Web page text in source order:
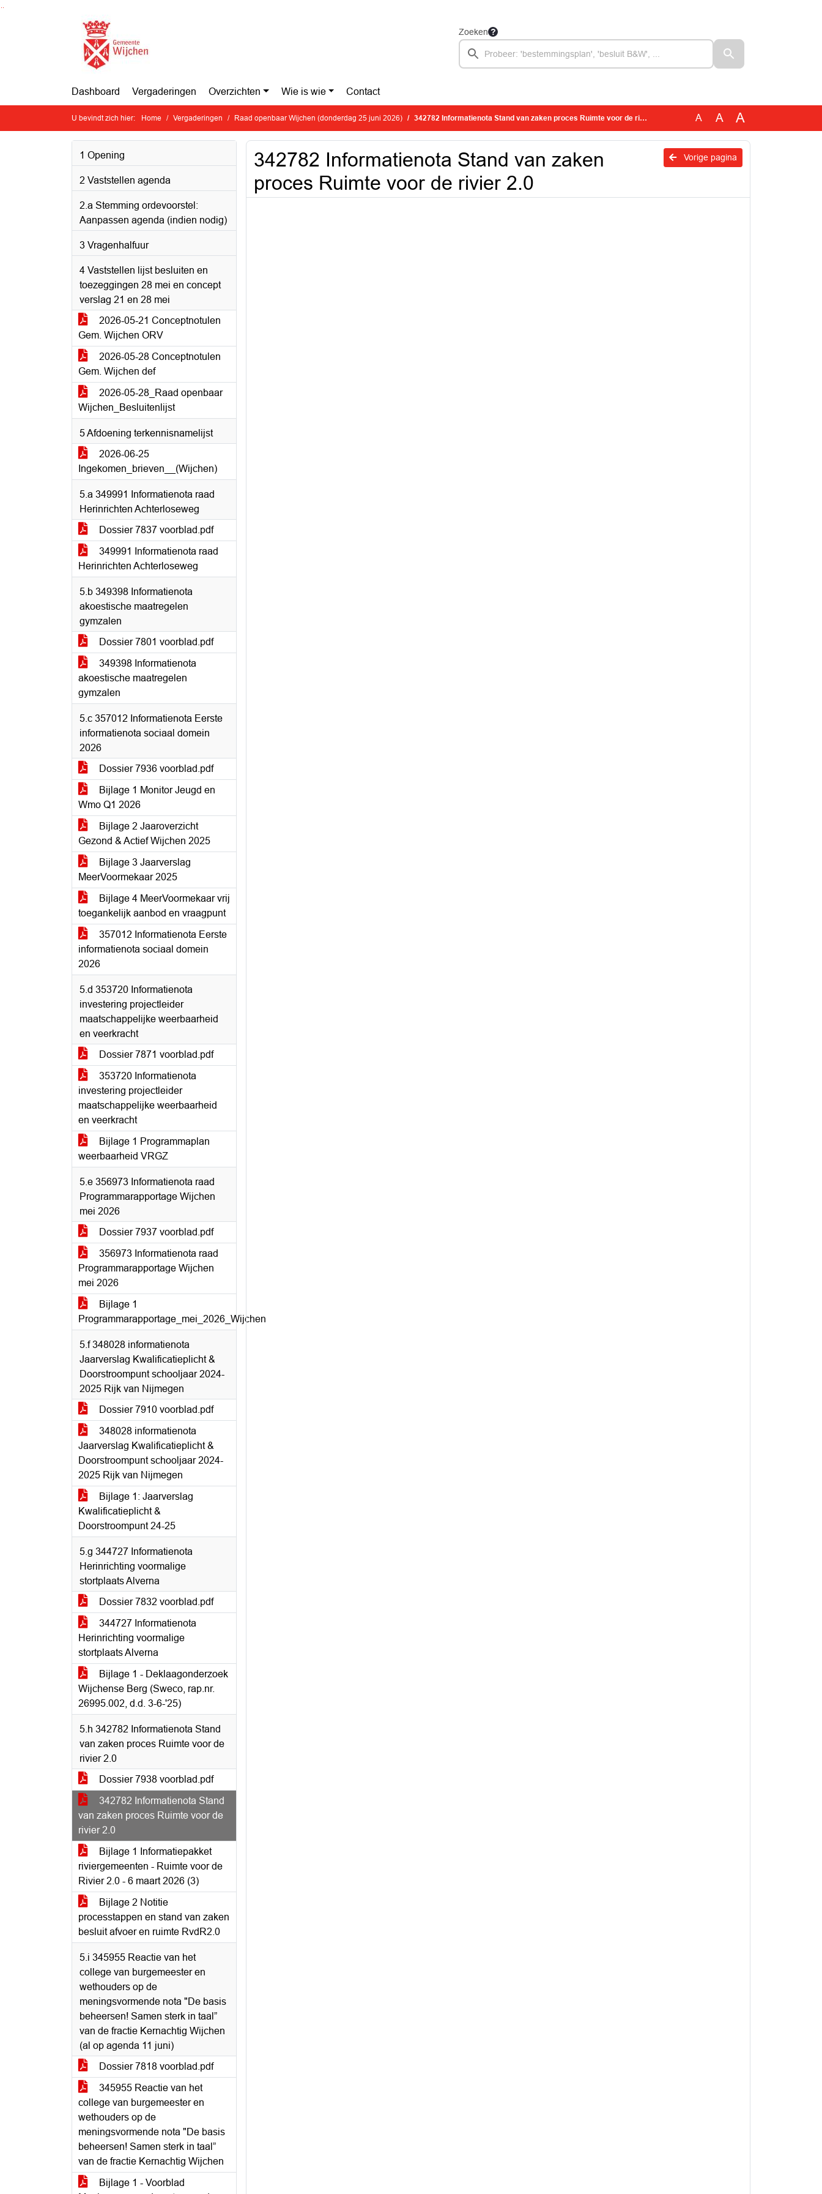
Ga naar de inhoud van deze pagina
Zoeken
Dashboard Vergaderingen Overzichten Wie is wie Contact
U bevindt zich hier: Home Vergaderingen Raad openbaar Wijchen (donderdag 25 juni 2026) 342782 Informatienota Stand van zaken proces Ruimte voor de rivier 2.0 A A A
1 Opening
2 Vaststellen agenda
2.a Stemming ordevoorstel:
Aanpassen agenda (indien nodig)
3 Vragenhalfuur
4 Vaststellen lijst besluiten en
toezeggingen 28 mei en concept
verslag 21 en 28 mei
2026-05-21 Conceptnotulen
Gem. Wijchen ORV
2026-05-28 Conceptnotulen
Gem. Wijchen def
2026-05-28_Raad openbaar
Wijchen_Besluitenlijst
5 Afdoening terkennisnamelijst
2026-06-25
Ingekomen_brieven__(Wijchen)
5.a 349991 Informatienota raad
Herinrichten Achterloseweg
Dossier 7837 voorblad.pdf
349991 Informatienota raad
Herinrichten Achterloseweg
5.b 349398 Informatienota
akoestische maatregelen
gymzalen
Dossier 7801 voorblad.pdf
349398 Informatienota
akoestische maatregelen
gymzalen
5.c 357012 Informatienota Eerste
informatienota sociaal domein
2026
Dossier 7936 voorblad.pdf
Bijlage 1 Monitor Jeugd en
Wmo Q1 2026
Bijlage 2 Jaaroverzicht
Gezond & Actief Wijchen 2025
Bijlage 3 Jaarverslag
MeerVoormekaar 2025
Bijlage 4 MeerVoormekaar vrij
toegankelijk aanbod en vraagpunt
357012 Informatienota Eerste
informatienota sociaal domein
2026
5.d 353720 Informatienota
investering projectleider
maatschappelijke weerbaarheid
en veerkracht
Dossier 7871 voorblad.pdf
353720 Informatienota
investering projectleider
maatschappelijke weerbaarheid
en veerkracht
Bijlage 1 Programmaplan
weerbaarheid VRGZ
5.e 356973 Informatienota raad
Programmarapportage Wijchen
mei 2026
Dossier 7937 voorblad.pdf
356973 Informatienota raad
Programmarapportage Wijchen
mei 2026
Bijlage 1
Programmarapportage_mei_2026_Wijchen
5.f 348028 informatienota
Jaarverslag Kwalificatieplicht &
Doorstroompunt schooljaar 2024-
2025 Rijk van Nijmegen
Dossier 7910 voorblad.pdf
348028 informatienota
Jaarverslag Kwalificatieplicht &
Doorstroompunt schooljaar 2024-
2025 Rijk van Nijmegen
Bijlage 1: Jaarverslag
Kwalificatieplicht &
Doorstroompunt 24-25
5.g 344727 Informatienota
Herinrichting voormalige
stortplaats Alverna
Dossier 7832 voorblad.pdf
344727 Informatienota
Herinrichting voormalige
stortplaats Alverna
Bijlage 1 - Deklaagonderzoek
Wijchense Berg (Sweco, rap.nr.
26995.002, d.d. 3-6-'25)
5.h 342782 Informatienota Stand
van zaken proces Ruimte voor de
rivier 2.0
Dossier 7938 voorblad.pdf
342782 Informatienota Stand
van zaken proces Ruimte voor de
rivier 2.0
Bijlage 1 Informatiepakket
riviergemeenten - Ruimte voor de
Rivier 2.0 - 6 maart 2026 (3)
Bijlage 2 Notitie
processtappen en stand van zaken
besluit afvoer en ruimte RvdR2.0
5.i 345955 Reactie van het
college van burgemeester en
wethouders op de
meningsvormende nota "De basis
beheersen! Samen sterk in taal”
van de fractie Kernachtig Wijchen
(al op agenda 11 juni)
Dossier 7818 voorblad.pdf
345955 Reactie van het
college van burgemeester en
wethouders op de
meningsvormende nota "De basis
beheersen! Samen sterk in taal”
van de fractie Kernachtig Wijchen
Bijlage 1 - Voorblad
Vorige pagina
342782 Informatienota Stand van zaken
proces Ruimte voor de rivier 2.0